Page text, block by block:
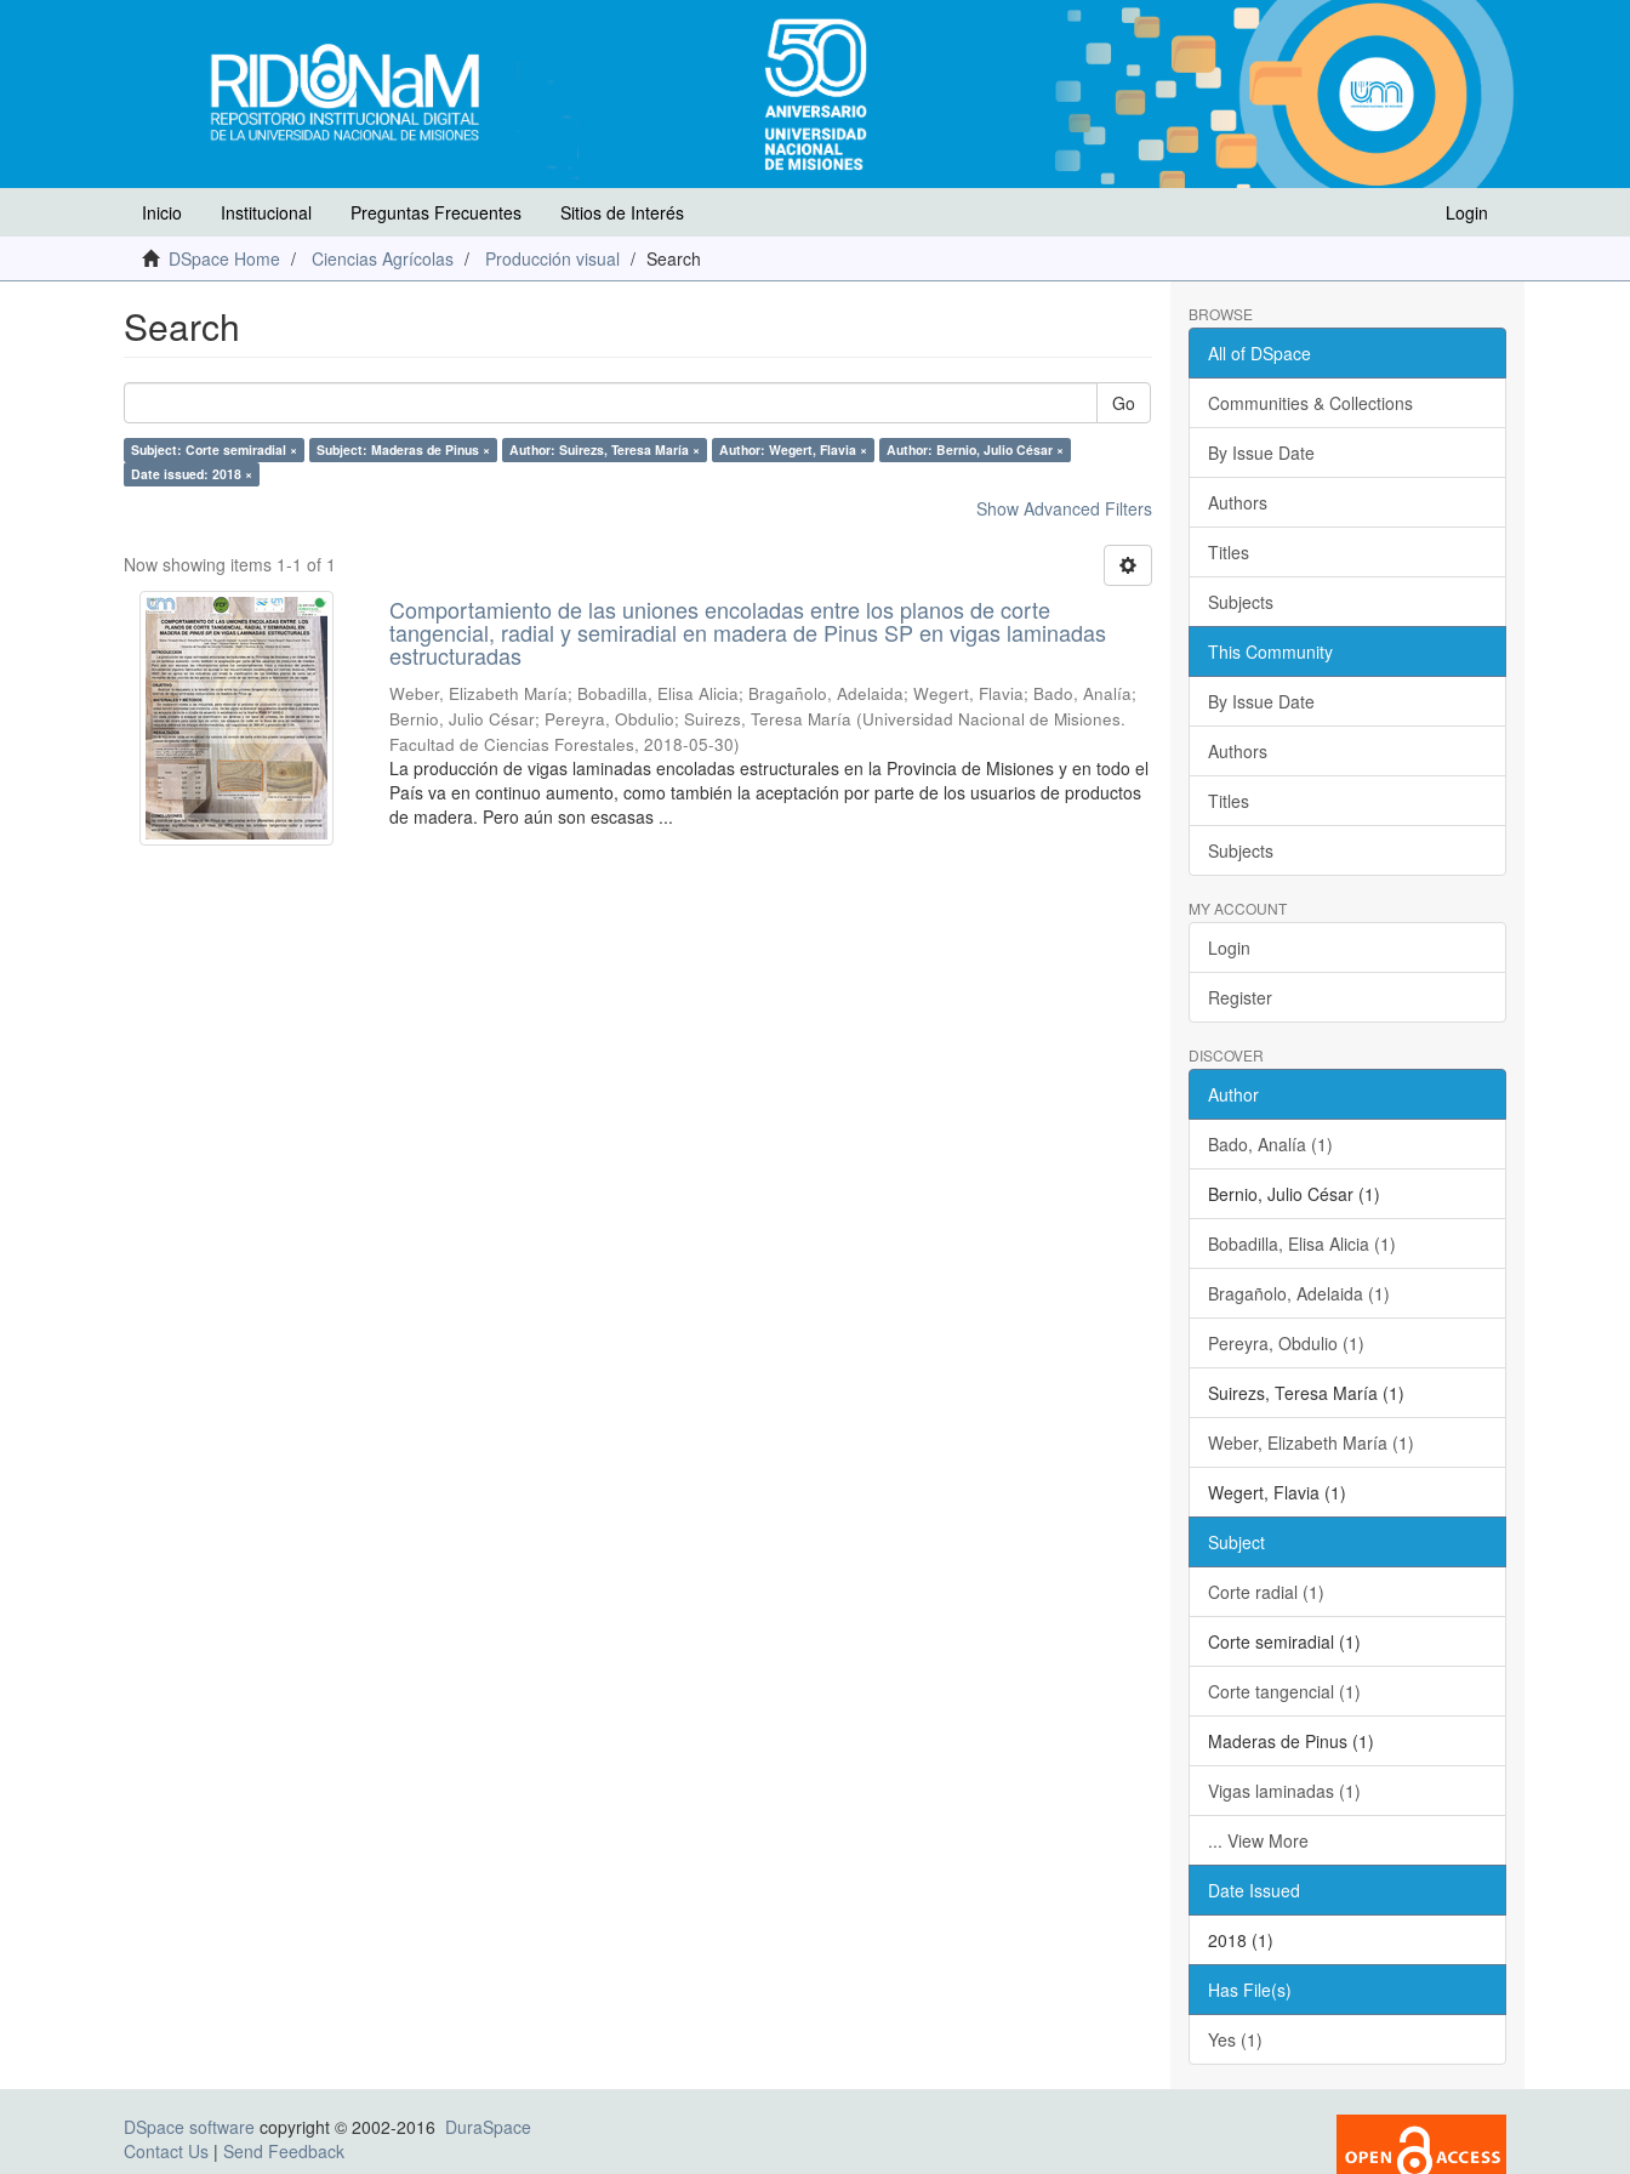
Login
Inicio Institucional Preguntas Frecuentes
Sitios de Interés
DSpace Home
Ciencias Agrícolas Producción visual Search
Search
Go
Subject: Corte semiradial × Subject: Maderas de Pinus × Author: Suirezs, Teresa María × Author: Wegert, Flavia ×
Author: Bernio, Julio César ×
Date issued: 2018 ×
Show Advanced Filters
Now showing items 1-1 of 1
Comportamiento de las uniones encoladas entre los planos de corte
tangencial, radial y semiradial en madera de Pinus SP en vigas laminadas
estructuradas
Weber, Elizabeth María; Bobadilla, Elisa Alicia; Bragañolo, Adelaida; Wegert, Flavia; Bado, Analía;
Bernio, Julio César; Pereyra, Obdulio; Suirezs, Teresa María (Universidad Nacional de Misiones.
Facultad de Ciencias Forestales,2018-05-30)
La producción de vigas laminadas encoladas estructurales en la Provincia de Misiones y en todo el
País va en continuo aumento, como también la aceptación por parte de los usuarios de productos
de madera. Pero aún son escasas ...
BROWSE
All of DSpace
Communities & Collections
By Issue Date
Authors
Titles
Subjects
This Community
By Issue Date
Authors
Titles
Subjects
MY ACCOUNT
Login
Register
DISCOVER
Author
Bado, Analía (1)
Bernio, Julio César (1)
Bobadilla, Elisa Alicia (1)
Bragañolo, Adelaida (1)
Pereyra, Obdulio (1)
Suirezs, Teresa María (1)
Weber, Elizabeth María (1)
Wegert, Flavia (1)
Subject
Corte radial (1)
Corte semiradial (1)
Corte tangencial (1)
Maderas de Pinus (1)
Vigas laminadas (1)
... View More
Date Issued
2018 (1)
Has File(s)
Yes (1)
DSpace software copyright © 2002-2016 DuraSpace
Contact Us | Send Feedback